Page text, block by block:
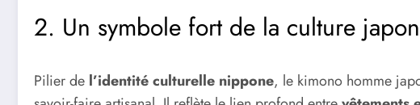
2. Un symbole fort de la culture
Pilier de l’identité culturelle nippone, le kimono homme